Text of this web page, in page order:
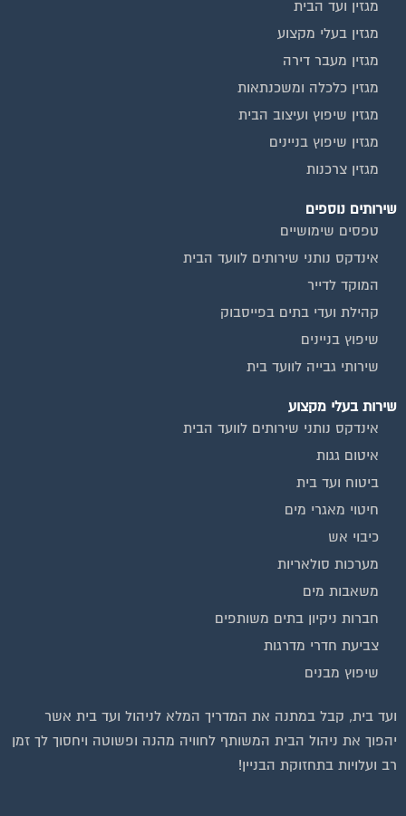
מגזין ועד הבית
מגזין בעלי מקצוע
מגזין מעבר דירה
מגזין כלכלה ומשכנתאות
מגזין שיפוץ ועיצוב הבית
מגזין שיפוץ בניינים
מגזין צרכנות
שירותים נוספים
טפסים שימושיים
אינדקס נותני שירותים לוועד הבית
המוקד לדייר
קהילת ועדי בתים בפייסבוק
שיפוץ בניינים
שירותי גבייה לוועד בית
שירות בעלי מקצוע
אינדקס נותני שירותים לוועד הבית
איטום גגות
ביטוח ועד בית
חיטוי מאגרי מים
כיבוי אש
מערכות סולאריות
משאבות מים
חברות ניקיון בתים משותפים
צביעת חדרי מדרגות
שיפוץ מבנים
ועד בית, קבל במתנה את המדריך המלא לניהול ועד בית אשר
יהפוך את ניהול הבית המשותף לחוויה מהנה ופשוטה ויחסוך לך זמן
רב ועלויות בתחזוקת הבניין!